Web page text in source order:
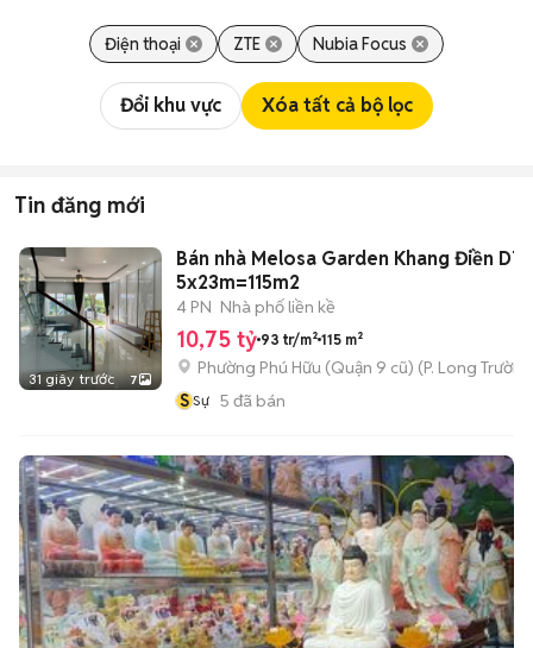
Điện thoại ZTE Nubia Focus
Đổi khu vực Xóa tất cả bộ lọc
Tin đăng mới
31 giây trước 7
Bán nhà Melosa Garden Khang Điền DT
5x23m=115m2
4 PN Nhà phố liền kề
10,75 tỷ 93 tr/m² 115 m²
Phường Phú Hữu (Quận 9 cũ) (P. Long Trường
S Sự 5 đã bán